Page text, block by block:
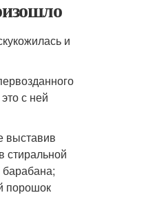
и
с ней
выставив
стиральной
порошок